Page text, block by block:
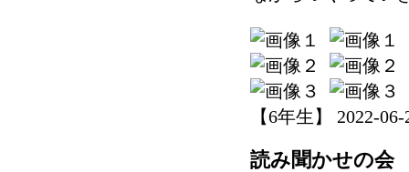
【6年生】 2022-
読み聞かせの会